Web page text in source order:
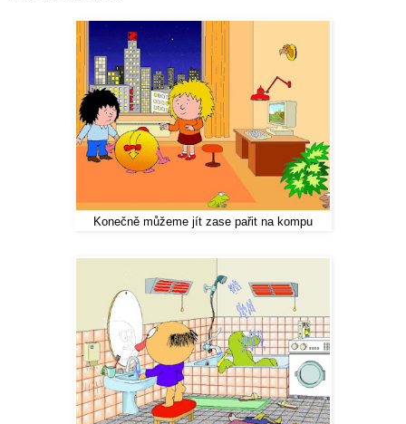
Konečně můžeme jít zase pařit na kompu